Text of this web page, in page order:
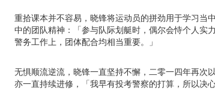
重拾课本并不容易，晓锋将运动员的拼劲用于学习当
中的团队精神：「参与队际划艇时，偶尔会恃个人实
警务工作上，团体配合均相当重要。」
无惧顺流逆流，晓锋一直坚持不懈，二零一四年再次
亦一直持续进修，「我早有投考警察的打算，所以决